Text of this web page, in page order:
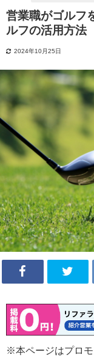
営業職がゴルフ
ルフの活用方法
2024年10月25日
※本ページはプロモ